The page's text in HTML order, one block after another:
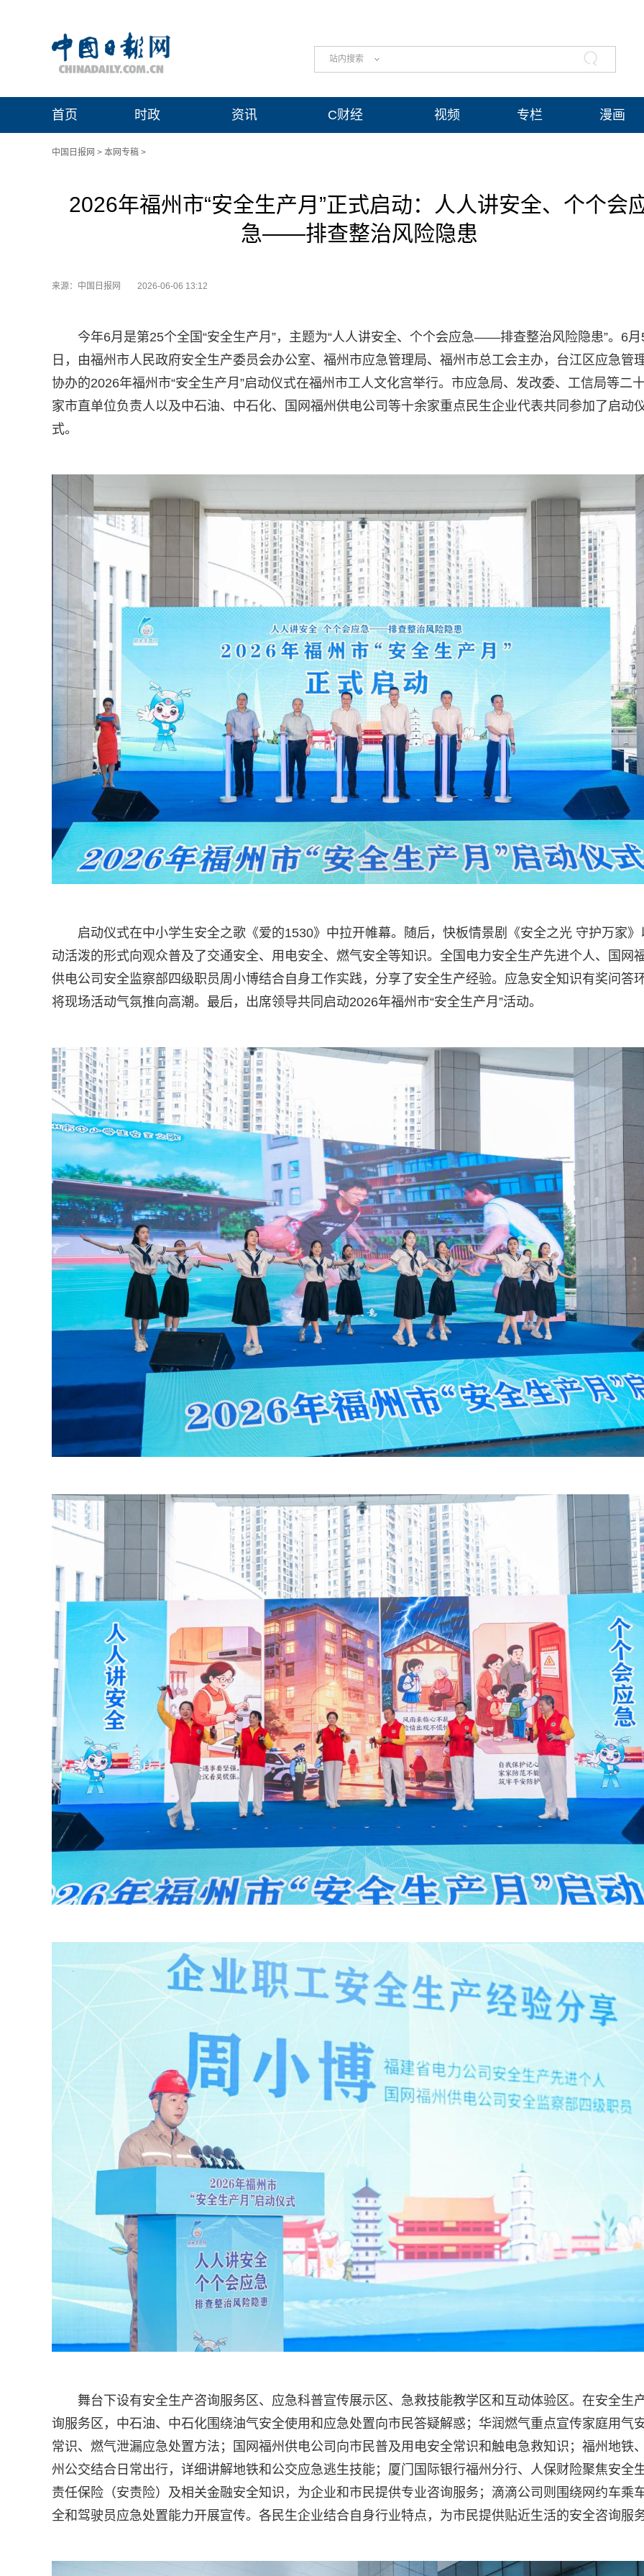
站内搜索
首页 时政 资讯 C财经 视频 专栏 漫画
中国日报网 > 本网专稿 >
2026年福州市“安全生产月”正式启动：人人讲安全、个个会
急——排查整治风险隐患
来源：中国日报网 2026-06-06 13:12
今年6月是第25个全国“安全生产月”，主题为“人人讲安全、个个会应急——排查整治风险隐患”。6月
日，由福州市人民政府安全生产委员会办公室、福州市应急管理局、福州市总工会主办，台江区应急管
协办的2026年福州市“安全生产月”启动仪式在福州市工人文化宫举行。市应急局、发改委、工信局等二
家市直单位负责人以及中石油、中石化、国网福州供电公司等十余家重点民生企业代表共同参加了启动
式。
启动仪式在中小学生安全之歌《爱的1530》中拉开帷幕。随后，快板情景剧《安全之光 守护万家》
动活泼的形式向观众普及了交通安全、用电安全、燃气安全等知识。全国电力安全生产先进个人、国网
供电公司安全监察部四级职员周小博结合自身工作实践，分享了安全生产经验。应急安全知识有奖问答
将现场活动气氛推向高潮。最后，出席领导共同启动2026年福州市“安全生产月”活动。
舞台下设有安全生产咨询服务区、应急科普宣传展示区、急救技能教学区和互动体验区。在安全生
询服务区，中石油、中石化围绕油气安全使用和应急处置向市民答疑解惑；华润燃气重点宣传家庭用气
常识、燃气泄漏应急处置方法；国网福州供电公司向市民普及用电安全常识和触电急救知识；福州地铁
州公交结合日常出行，详细讲解地铁和公交应急逃生技能；厦门国际银行福州分行、人保财险聚焦安全
责任保险（安责险）及相关金融安全知识，为企业和市民提供专业咨询服务；滴滴公司则围绕网约车乘
全和驾驶员应急处置能力开展宣传。各民生企业结合自身行业特点，为市民提供贴近生活的安全咨询服